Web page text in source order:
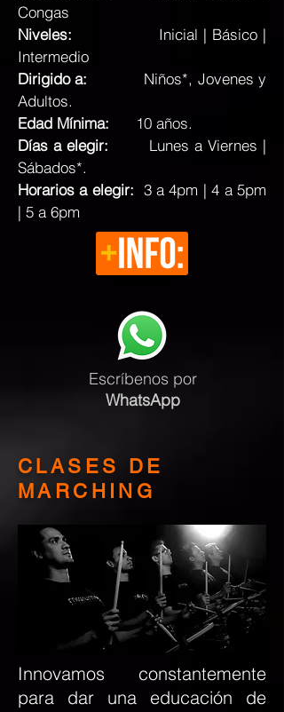
Congas
Niveles: Inicial | Básico |
Intermedio
Dirigido a: Niños*, Jovenes y
Adultos.
Edad Mínima: 10 años.
Días a elegir: L unes a Viernes |
Sábados*.
Horarios a elegir: 3 a 4pm | 4 a 5pm
| 5 a 6pm
Escríbenospor
WhatsApp
CLASES DE
MARCHING
Innovamos constantemente
para dar una educación de